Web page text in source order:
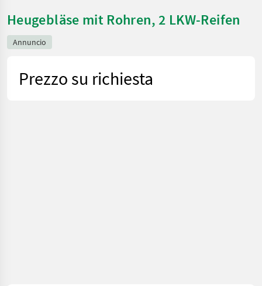
Heugebläse mit Rohren, 2 LKW-Reifen
Annuncio
Prezzo su richiesta